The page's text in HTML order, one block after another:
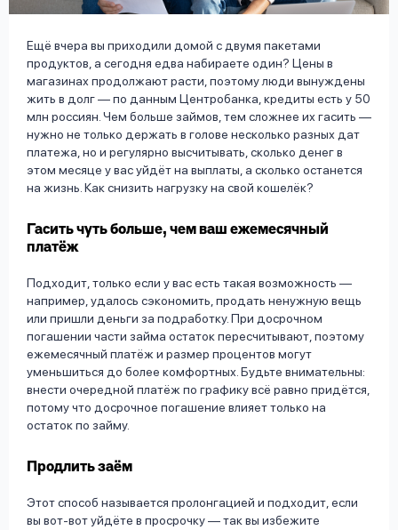
Ещё вчера вы приходили домой с двумя пакетами
продуктов, а сегодня едва набираете один? Цены в
магазинах продолжают расти, поэтому люди вынуждены
жить в долг — по данным Центробанка, кредиты есть у 50
млн россиян. Чем больше займов, тем сложнее их гасить —
нужно не только держать в голове несколько разных дат
платежа, но и регулярно высчитывать, сколько денег в
этом месяце у вас уйдёт на выплаты, а сколько останется
на жизнь. Как снизить нагрузку на свой кошелёк?
Гасить чуть больше, чем ваш ежемесячный
платёж
Подходит, только если у вас есть такая возможность —
например, удалось сэкономить, продать ненужную вещь
или пришли деньги за подработку. При досрочном
погашении части займа остаток пересчитывают, поэтому
ежемесячный платёж и размер процентов могут
уменьшиться до более комфортных. Будьте внимательны:
внести очередной платёж по графику всё равно придётся,
потому что досрочное погашение влияет только на
остаток по займу.
Продлить заём
Этот способ называется пролонгацией и подходит, если
вы вот-вот уйдёте в просрочку — так вы избежите
Оформить заявку
Войти под другим номером
Ответы
на
вопросы